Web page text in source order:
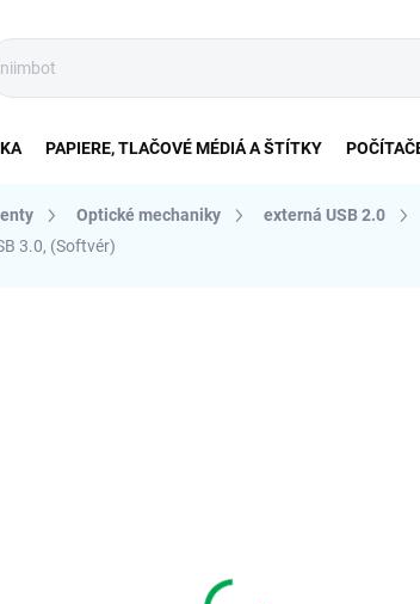
PAPIERE, TLAČOVÉ MÉDIÁ A ŠTÍTKY
Optické mechaniky
externá USB 2.0
3.0, (Softvér)